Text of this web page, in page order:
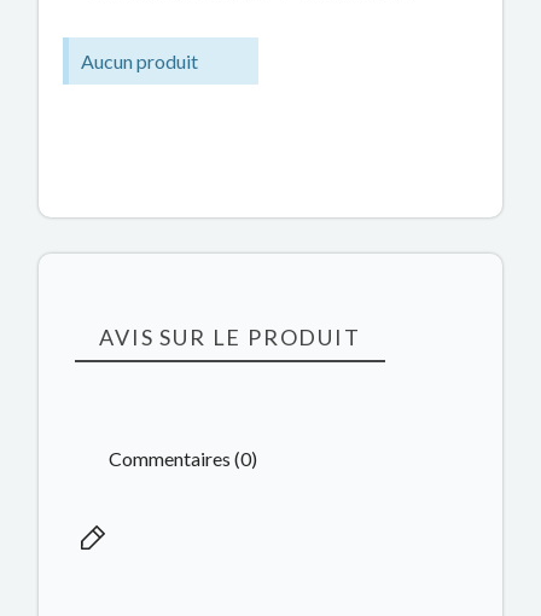
Aucun produit
AVIS SUR LE PRODUIT
Commentaires (0)